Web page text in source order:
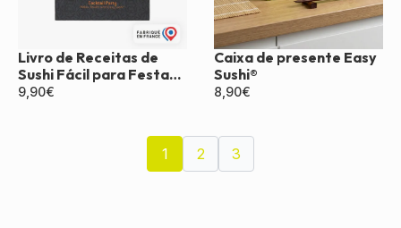
Livro de Receitas de
Sushi Fácil para Festa
de Coquetel
9,90€
Caixa de presente Easy
Sushi®
8,90€
1 2 3